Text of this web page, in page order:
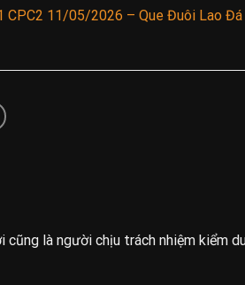
CPC2 11/05/2026 – Que Đuôi Lao Đá
cũng là người chịu trách nhiệm kiểm